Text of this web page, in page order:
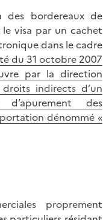
des bordereaux de
visa par un cachet
dans le cadre
du 31 octobre 2007
par la direction
indirects d’un
d’apurement des
dénommé «
proprement